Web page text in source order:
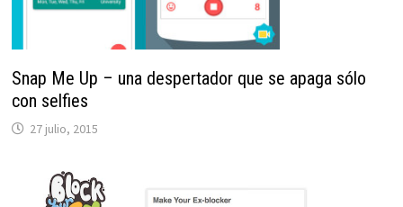
Snap Me Up – una despertador que se apaga sólo
con selfies
27 julio, 2015